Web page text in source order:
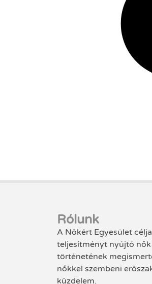
Rólunk
A Nőkért Egyesület
teljesítményt nyújtó nők
történetének
nőkkel szembeni
küzdelem.